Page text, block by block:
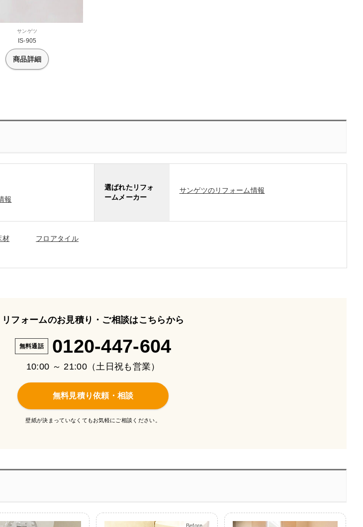
サンゲツ
IS-905
商品詳細
報
選ばれたリフォ
ームメーカー
サンゲツのリフォーム情報
材 フロアタイル
リフォームのお見積り・ご相談はこちらから
無料通話 0120-447-604
10:00 ～ 21:00（土日祝も営業）
無料見積り依頼・相談
壁紙が決まっていなくてもお気軽にご相談ください。
Before
After